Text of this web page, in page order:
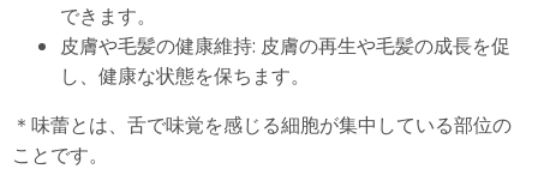
できます。
皮膚や毛髪の健康維持: 皮膚の再生や毛髪の成長を促
し、健康な状態を保ちます。
＊味蕾とは、舌で味覚を感じる細胞が集中している部位の
ことです。